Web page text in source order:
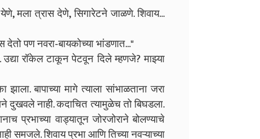
मला त्रास देणे, सिगारेटने जाळणे. शिवाय...
पण नवरा-बायकोच्या भांडणात..."
रॉकेल टाकून पेटवून दिले म्हणजे? माझ्या
बापाच्या मागे त्याला सांभाळताना जरा
दुखवले नाही. कदाचित त्यामुळेच तो बिघडला.
प्रभाच्या वाड्यातून जोरजोराने बोलण्याचे
शिवाय प्रभा आणि तिच्या नवऱ्याच्या